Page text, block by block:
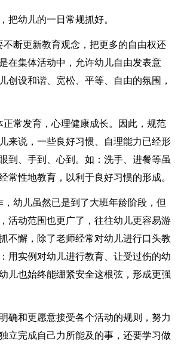
把幼儿的一日常规抓好。
断更新教育观念，把更多的自由权还
在集体活动中，允许幼儿自由发表意
创设和谐、宽松、平等、自由的氛围，
常发育，心理健康成长。因此，规范
来说，一些良好习惯、自理能力已经形
到、手到、心到。如：洗手、进餐等虽
常性地教育，以利于良好习惯的形成。
幼儿虽然已是到了大班年龄阶段，但
活动范围也更广了，往往幼儿更容易游
不懈，除了老师经常对幼儿进行口头教
用实例对幼儿进行教育、让受过伤的幼
儿也始终能绷紧安全这根弦，形成更强
确和更愿意接受各个活动的规则，努力
立完成自己力所能及的事，还要学习做